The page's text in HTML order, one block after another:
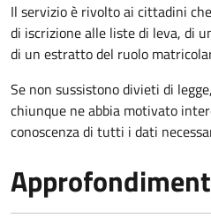
Il servizio è rivolto ai cittadini
di iscrizione alle liste di leva, di
di un estratto del ruolo
Se non sussistono divieti di
chiunque ne abbia motivato
conoscenza di tutti i dati